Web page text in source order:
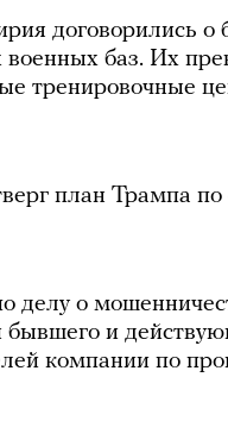
договорились о
военных баз. Их
тренировочные
план Трампа по
делу о
бывшего и
компании по